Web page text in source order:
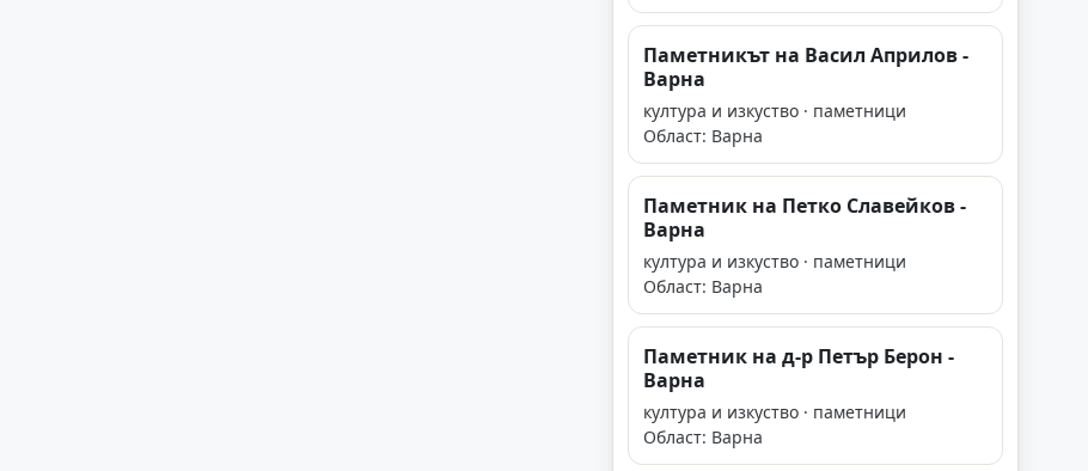
Паметникът на Васил Априлов -
Варна
култура и изкуство · паметници
Област: Варна
Паметник на Петко Славейков -
Варна
култура и изкуство · паметници
Област: Варна
Паметник на д-р Петър Берон -
Варна
култура и изкуство · паметници
Област: Варна